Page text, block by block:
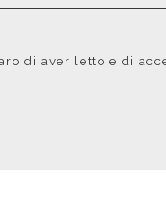
di aver letto e di